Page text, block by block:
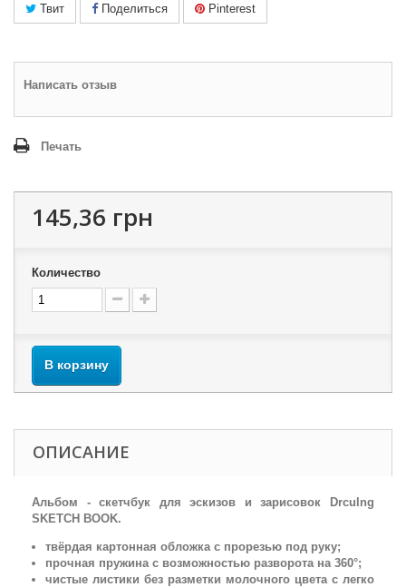
Твит Поделиться Pinterest
Написать отзыв
Печать
145,36 грн
Количество
В корзину
ОПИСАНИЕ
Альбом - скетчбук для эскизов и зарисовок Drculng
SKETCH BOOK.
твёрдая картонная обложка с прорезью под руку;
прочная пружина с возможностью разворота на 360°;
чистые листики без разметки молочного цвета с легко